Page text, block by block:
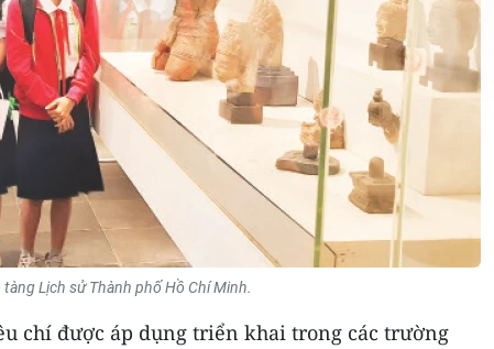
Lịch sử Thành phố Hồ Chí Minh.
chí được áp dụng triển khai trong các trường